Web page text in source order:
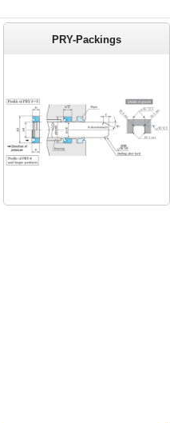
PRY-Packings